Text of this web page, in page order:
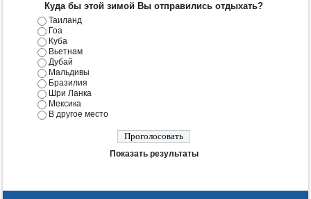
Куда бы этой зимой Вы отправились отдыхать?
Таиланд
Гоа
Куба
Вьетнам
Дубай
Мальдивы
Бразилия
Шри Ланка
Мексика
В другое место
Показать результаты